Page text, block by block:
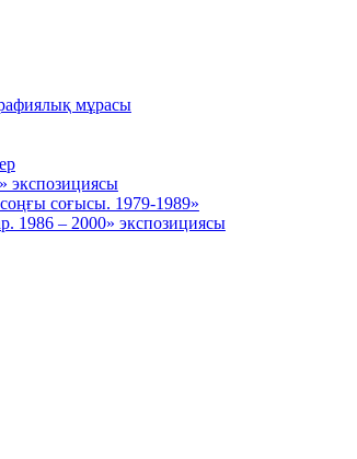
мұрасы
экспозициясы
соғысы. 1979-1989»
1986 – 2000» экспозициясы